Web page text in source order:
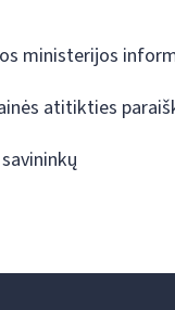
ministerijos
atitikties